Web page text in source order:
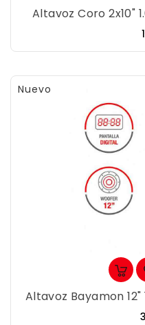
Altavoz Coro 2x10"
Nuevo
Altavoz Bayamon 12"